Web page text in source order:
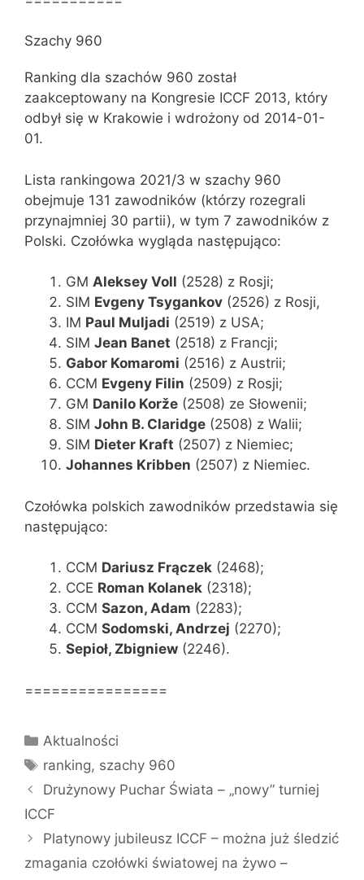
Szachy 960
Ranking dla szachów 960 został
zaakceptowany na Kongresie ICCF 2013, który
odbył się w Krakowie i wdrożony od 2014-01-
01.
Lista rankingowa 2021/3 w szachy 960
obejmuje 131 zawodników (którzy rozegrali
przynajmniej 30 partii), w tym 7 zawodników z
Polski. Czołówka wygląda następująco:
GM Aleksey Voll (2528) z Rosji;
SIM Evgeny Tsygankov (2526) z Rosji,
IM Paul Muljadi (2519) z USA;
SIM Jean Banet (2518) z Francji;
Gabor Komaromi (2516) z Austrii;
CCM Evgeny Filin (2509) z Rosji;
GM Danilo Korže (2508) ze Słowenii;
SIM John B. Claridge (2508) z Walii;
SIM Dieter Kraft (2507) z Niemiec;
Johannes Kribben (2507) z Niemiec.
Czołówka polskich zawodników przedstawia się
następująco:
CCM Dariusz Frączek (2468);
CCE Roman Kolanek (2318);
CCM Sazon, Adam (2283);
CCM Sodomski, Andrzej (2270);
Sepioł, Zbigniew (2246).
================
Kategorie
Aktualności
Tagi
ranking, szachy 960
Drużynowy Puchar Świata – „nowy” turniej
ICCF
Platynowy jubileusz ICCF – można już śledzić
zmagania czołówki światowej na żywo –